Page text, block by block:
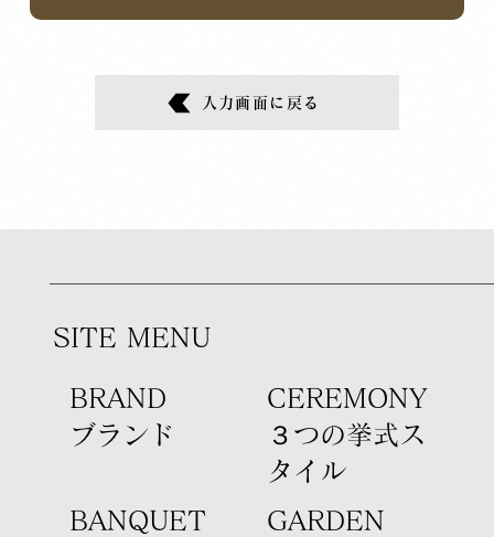
入力画面に戻る
BRAND
​ブランド
​CEREMONY
３つの挙式ス
タイル
​BANQUET
SITE MENU
GARDEN